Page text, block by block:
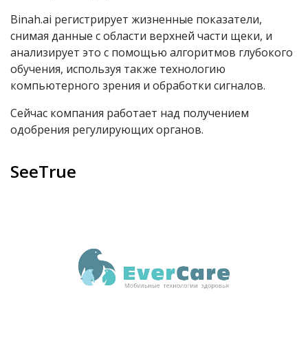
Binah.ai регистрирует жизненные показатели,
снимая данные с области верхней части щеки, и
анализирует это с помощью алгоритмов глубокого
обучения, используя также технологию
компьютерного зрения и обработки сигналов.
Сейчас компания работает над получением
одобрения регулирующих органов.
SeeTrue